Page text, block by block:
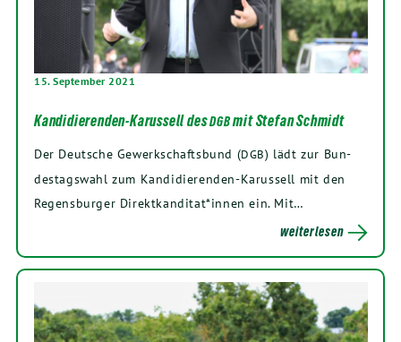
15. September 2021
Kandidierenden-Karussell desDGBmit Stefan Schmidt
Der Deut­sche Gewerk­schafts­bund (DGB) lädt zur Bun­
des­tags­wahl zum Kan­­di­­die­­ren­­den-Karus­­sell mit den
Regens­bur­ger Direktkanditat*innen ein. Mit…
weiterlesen